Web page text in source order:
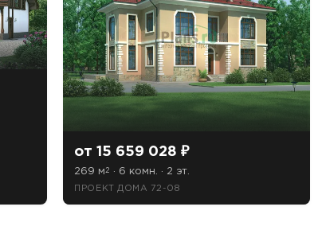
от 15 659 028 ₽
269 м2 · 6 комн. · 2 эт.
ПРОЕКТ ДОМА 72-08